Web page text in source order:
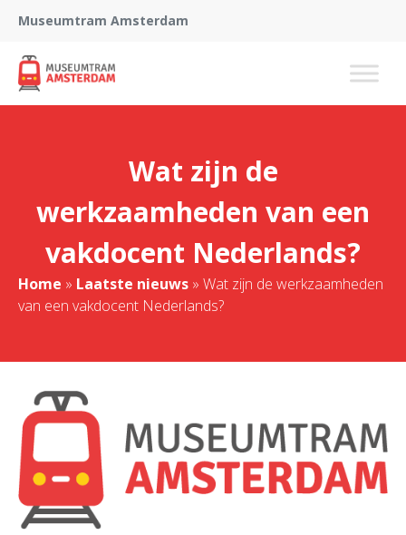
Museumtram Amsterdam
Wat zijn de
werkzaamheden van een
vakdocent Nederlands?
Home » Laatste nieuws » Wat zijn de werkzaamheden
van een vakdocent Nederlands?